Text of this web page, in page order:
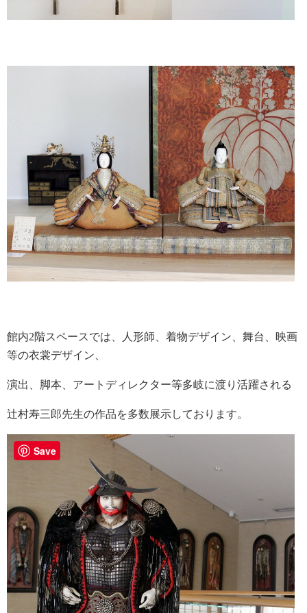
館内2階スペースでは、人形師、着物デザイン、舞台、映画
等の衣裳デザイン、
演出、脚本、アートディレクター等多岐に渡り活躍される
辻村寿三郎先生の作品を多数展示しております。
Save